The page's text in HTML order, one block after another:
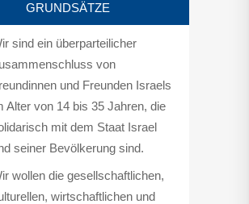
GRUNDSÄTZE
sind ein überparteilicher
von
und Freunden Israels
Alter von 14 bis 35 Jahren, die
mit dem Staat Israel
seiner Bevölkerung sind.
wollen die gesellschaftlichen,
wirtschaftlichen und